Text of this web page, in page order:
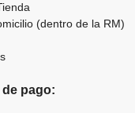
(dentro de la RM)
de pago: